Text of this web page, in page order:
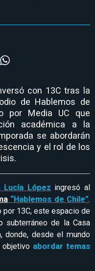
con 13C tras la
de Hablemos de
por Media UC que
académica a la
se abordarán
y el rol de los
Lucía López ingresó al
“Hablemos de Chile”.
por 13C, este espacio de
subterráneo de la Casa
donde, desde el mundo
abordar temas